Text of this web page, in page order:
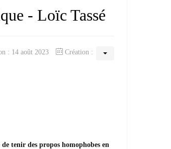
- Loïc Tassé
: 14 août 2023
Création :
tenir des propos homophobes en